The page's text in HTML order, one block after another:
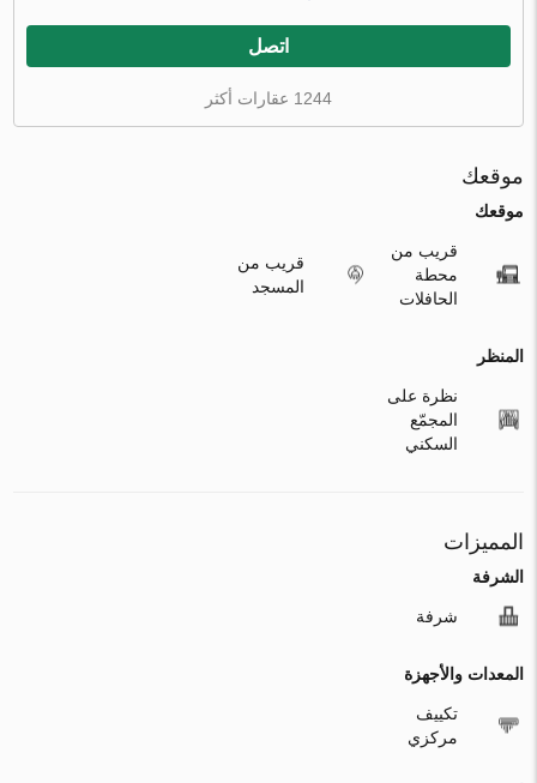
اتصل
1244 عقارات أكثر
موقعك
موقعك
قريب من
محطة
الحافلات
قريب من
المسجد
المنظر
نظرة على
المجمّع
السكني
المميزات
الشرفة
شرفة
المعدات والأجهزة
تكييف
مركزي